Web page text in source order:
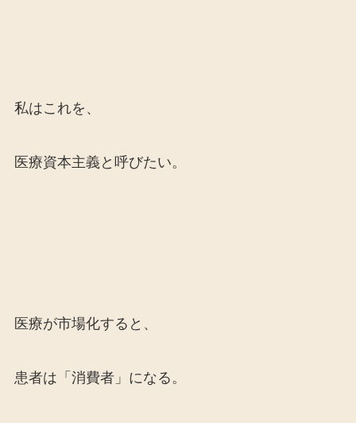
私はこれを、
医療資本主義と呼びたい。
医療が市場化すると、
患者は「消費者」になる。